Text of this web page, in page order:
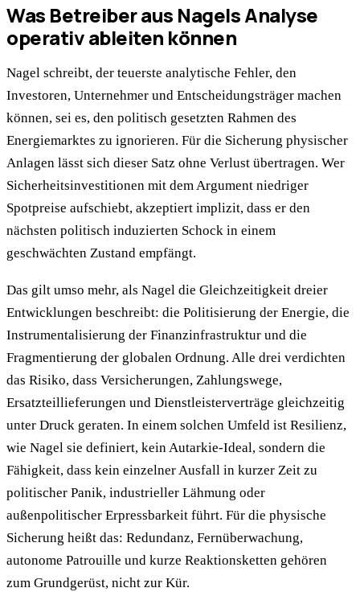
Was Betreiber aus Nagels Analyse
operativ ableiten können
Nagel schreibt, der teuerste analytische Fehler, den
Investoren, Unternehmer und Entscheidungsträger machen
können, sei es, den politisch gesetzten Rahmen des
Energiemarktes zu ignorieren. Für die Sicherung physischer
Anlagen lässt sich dieser Satz ohne Verlust übertragen. Wer
Sicherheitsinvestitionen mit dem Argument niedriger
Spotpreise aufschiebt, akzeptiert implizit, dass er den
nächsten politisch induzierten Schock in einem
geschwächten Zustand empfängt.
Das gilt umso mehr, als Nagel die Gleichzeitigkeit dreier
Entwicklungen beschreibt: die Politisierung der Energie, die
Instrumentalisierung der Finanzinfrastruktur und die
Fragmentierung der globalen Ordnung. Alle drei verdichten
das Risiko, dass Versicherungen, Zahlungswege,
Ersatzteillieferungen und Dienstleisterverträge gleichzeitig
unter Druck geraten. In einem solchen Umfeld ist Resilienz,
wie Nagel sie definiert, kein Autarkie-Ideal, sondern die
Fähigkeit, dass kein einzelner Ausfall in kurzer Zeit zu
politischer Panik, industrieller Lähmung oder
außenpolitischer Erpressbarkeit führt. Für die physische
Sicherung heißt das: Redundanz, Fernüberwachung,
autonome Patrouille und kurze Reaktionsketten gehören
zum Grundgerüst, nicht zur Kür.